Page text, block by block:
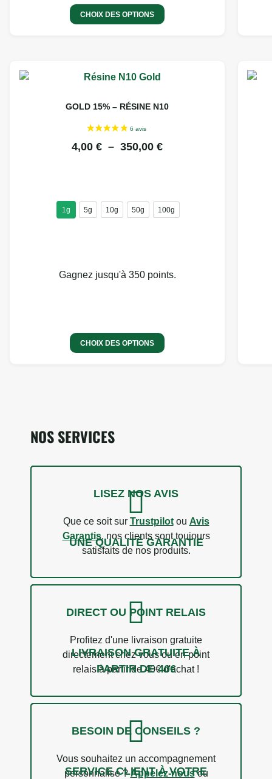
CHOIX DES OPTIONS
GOLD 15% – RÉSINE N10
4,00 € – 350,00 €
1g 5g 10g 50g 100g
Gagnez jusqu'à 350 points.
CHOIX DES OPTIONS
NOS SERVICES
UNE QUALITÉ GARANTIE
LISEZ NOS AVIS
Que ce soit sur Trustpilotou Avis
Garantis, nos clients sont toujours
satisfaits de nos produits.
LIVRAISON GRATUITE À
PARTIR DE 40€
DIRECT OU POINT RELAIS
Profitez d'une livraison gratuite
directement chez vous ou en point
relais à partir de 40€ d'achat !
SERVICE CLIENT À VOTRE
BESOIN DE CONSEILS ?
Vous souhaitez un accompagnement
personnalisé ?Appelez-nousou